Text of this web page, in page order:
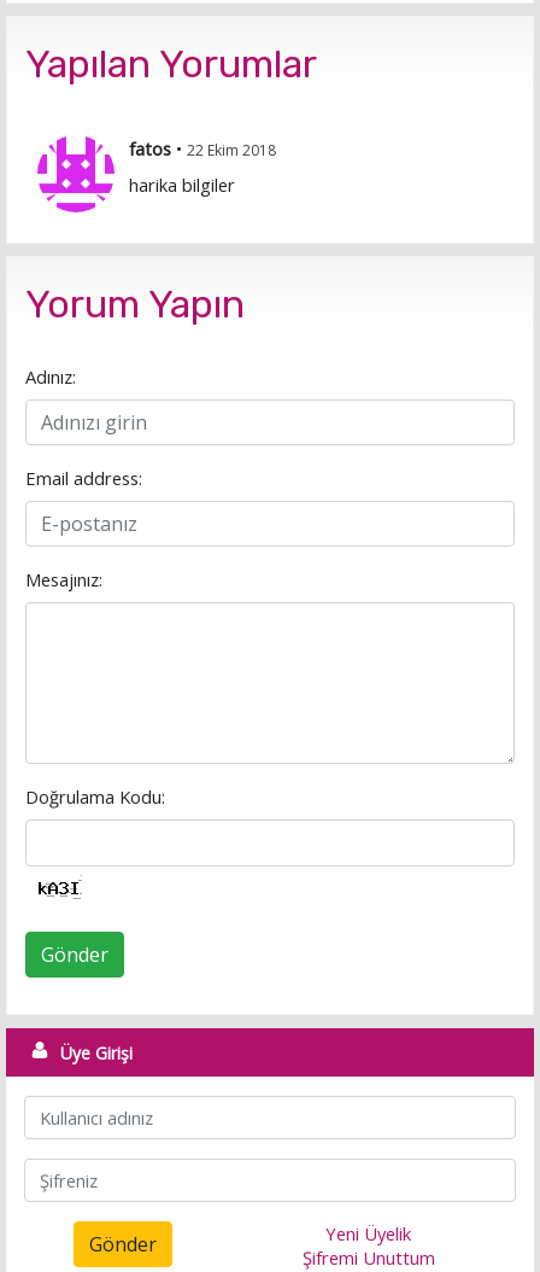
Yapılan Yorumlar
fatos •22 Ekim 2018
harika bilgiler
Yorum Yapın
Adınız:
Email address:
Mesajınız:
Doğrulama Kodu:
Gönder
Üye Girişi
Gönder
Yeni Üyelik
Şifremi Unuttum